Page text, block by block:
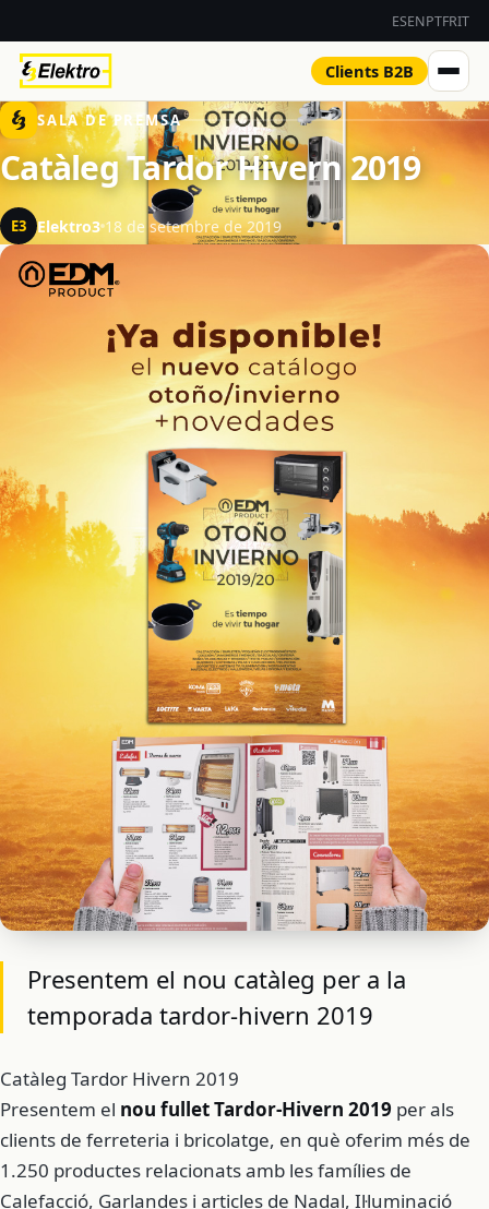
ESENPTFRIT
Clients B2B
SALA DE PREMSA
Catàleg Tardor Hivern 2019
E3 Elektro3 18 de setembre de 2019
Presentem el nou catàleg per a la
temporada tardor-hivern 2019
Catàleg Tardor Hivern 2019
Presentem el nou fullet Tardor-Hivern 2019 per als
clients de ferreteria i bricolatge, en què oferim més de
1.250 productes relacionats amb les famílies de
Calefacció, Garlandes i articles de Nadal, Il·luminació